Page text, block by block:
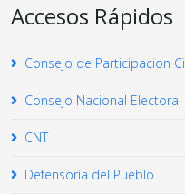
Accesos Rápidos
Consejo de Participacion
Consejo Nacional Electoral
CNT
Defensoría del Pueblo